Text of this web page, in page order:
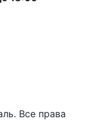
Все права